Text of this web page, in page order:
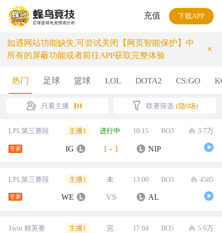
充值 下载APP
如遇网站功能缺失,可尝试关闭【网页智能保护】中
所有的屏蔽功能或者前往APP获取完整体验
×
热门 足球 篮球 LOL DOTA2 CS:GO
只看主播 联赛筛选 (隐0场)
LPL第三赛段 主播1 进行中 10:15 BO3 3.7万
专家 IG 1 - 1 NIP
LPL第三赛段 主播1 未 13:00 BO3 4585
专家 WE VS AL
1win 精英赛 主播1 完 17:04 BO5 5.6万